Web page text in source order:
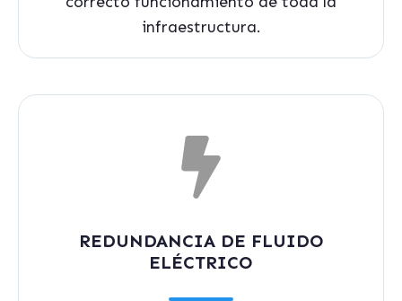
infraestructura.
REDUNDANCIA DE FLUIDO
ELÉCTRICO